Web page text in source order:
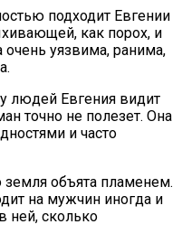
подходит Евгении
как порох, и
уязвима, ранима,
людей Евгения видит
точно не полезет. Она
и часто
земля объята пламенем.
на мужчин иногда и
ней, сколько